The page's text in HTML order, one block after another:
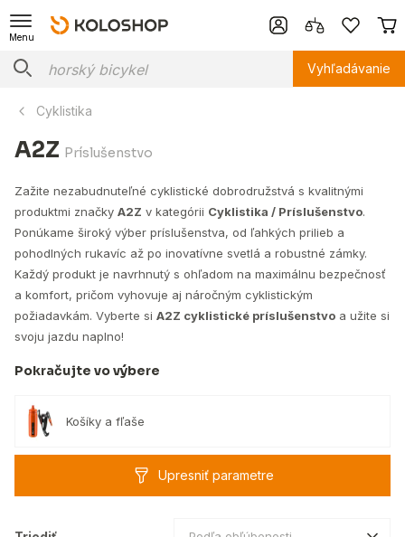
Menu
Vyhľadávanie
Cyklistika
A2Z Príslušenstvo
Zažite nezabudnuteľné cyklistické dobrodružstvá s kvalitnými
produktmi značky A2Z v kategórii Cyklistika / Príslušenstvo.
Ponúkame široký výber príslušenstva, od ľahkých prilieb a
pohodlných rukavíc až po inovatívne svetlá a robustné zámky.
Každý produkt je navrhnutý s ohľadom na maximálnu bezpečnosť
a komfort, pričom vyhovuje aj náročným cyklistickým
požiadavkám. Vyberte si A2Z cyklistické príslušenstvo a užite si
svoju jazdu naplno!
Pokračujte vo výbere
Košíky a fľaše
Upresniť parametre